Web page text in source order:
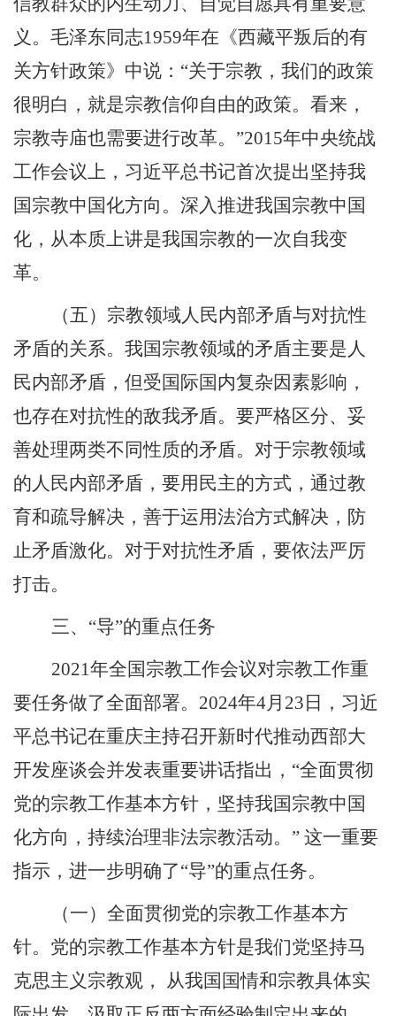
义。毛泽东同志1959年在《西藏平叛后的有
关方针政策》中说：“关于宗教，我们的政策
很明白，就是宗教信仰自由的政策。看来，
宗教寺庙也需要进行改革。”2015年中央统战
工作会议上，习近平总书记首次提出坚持我
国宗教中国化方向。深入推进我国宗教中国
化，从本质上讲是我国宗教的一次自我变
革。
（五）宗教领域人民内部矛盾与对抗性
矛盾的关系。我国宗教领域的矛盾主要是人
民内部矛盾，但受国际国内复杂因素影响，
也存在对抗性的敌我矛盾。要严格区分、妥
善处理两类不同性质的矛盾。对于宗教领域
的人民内部矛盾，要用民主的方式，通过教
育和疏导解决，善于运用法治方式解决，防
止矛盾激化。对于对抗性矛盾，要依法严厉
打击。
三、“导”的重点任务
2021年全国宗教工作会议对宗教工作重
要任务做了全面部署。 2024年4月 23 日，习近
平总书记在重庆主持召开新时代推动西部大
开发座谈会并发表重要讲话指出，“全面贯彻
党的宗教工作基本方针，坚持我国宗教中国
化方向，持续治理非法宗教活动。” 这一重要
指示，进一步明确了“导”的重点任务。
（一）全面贯彻党的宗教工作基本方
针。党的宗教工作基本方针是我们党坚持马
克思主义宗教观， 从我国国情和宗教具体实